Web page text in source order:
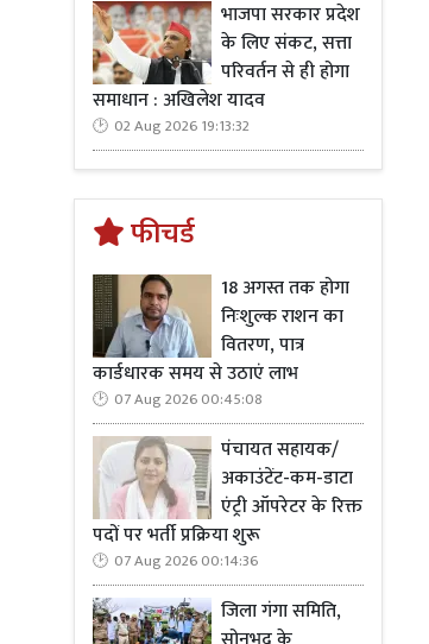
भाजपा सरकार प्रदेश
के लिए संकट, सत्ता
परिवर्तन से ही होगा
समाधान : अखिलेश यादव
02 Aug 2026 19:13:32
फीचर्ड
18 अगस्त तक होगा
निःशुल्क राशन का
वितरण, पात्र
कार्डधारक समय से उठाएं लाभ
07 Aug 2026 00:45:08
पंचायत सहायक/
अकाउंटेंट-कम-डाटा
एंट्री ऑपरेटर के रिक्त
पदों पर भर्ती प्रक्रिया शुरू
07 Aug 2026 00:14:36
जिला गंगा समिति,